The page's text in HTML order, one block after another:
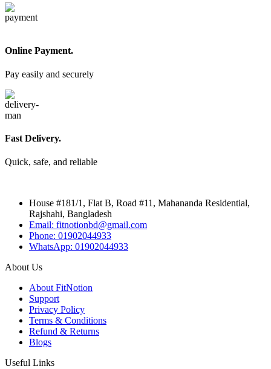
Online Payment.
Pay easily and securely
Fast Delivery.
Quick, safe, and reliable
House #181/1, Flat B, Road #11, Mahananda Residential,
Rajshahi, Bangladesh
Email: fitnotionbd@gmail.com
Phone: 01902044933
WhatsApp: 01902044933
About Us
About FitNotion
Support
Privacy Policy
Terms & Conditions
Refund & Returns
Blogs
Useful Links